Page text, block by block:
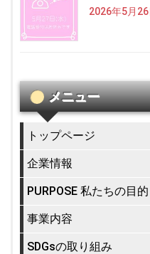
2026年5月26
メニュー
トップページ
企業情報
PURPOSE 私たちの目的
事業内容
SDGsの取り組み